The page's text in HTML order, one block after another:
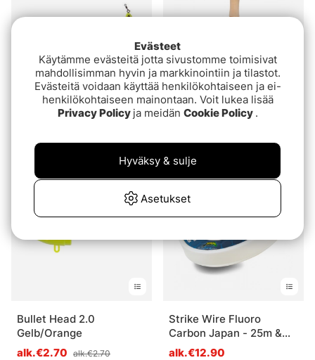
Savage Gear Nordic Bait
Fish Rig - 300g Flex
€17.90
IFISH Makrillmete
Bullet Head 2.0
Gelb/Orange
alk.€2.70 alk.€2.70
Strike Wire Fluoro
Carbon Japan - 25m &
50m
alk.€12.90
Evästeet
Käytämme evästeitä jotta sivustomme toimisivat
mahdollisimman hyvin ja markkinointiin ja tilastot.
Evästeitä voidaan käyttää henkilökohtaiseen ja ei-
henkilökohtaiseen mainontaan. Voit lukea lisää
Privacy Policy ja meidän Cookie Policy .
Asetukset
Hyväksy & sulje